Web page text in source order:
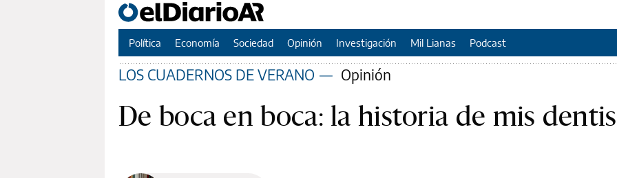
Política Economía Sociedad Opinión Investigación Mil Lianas Podcast
LOS CUADERNOS DE VERANO — Opinión
De boca en boca: la historia de mis